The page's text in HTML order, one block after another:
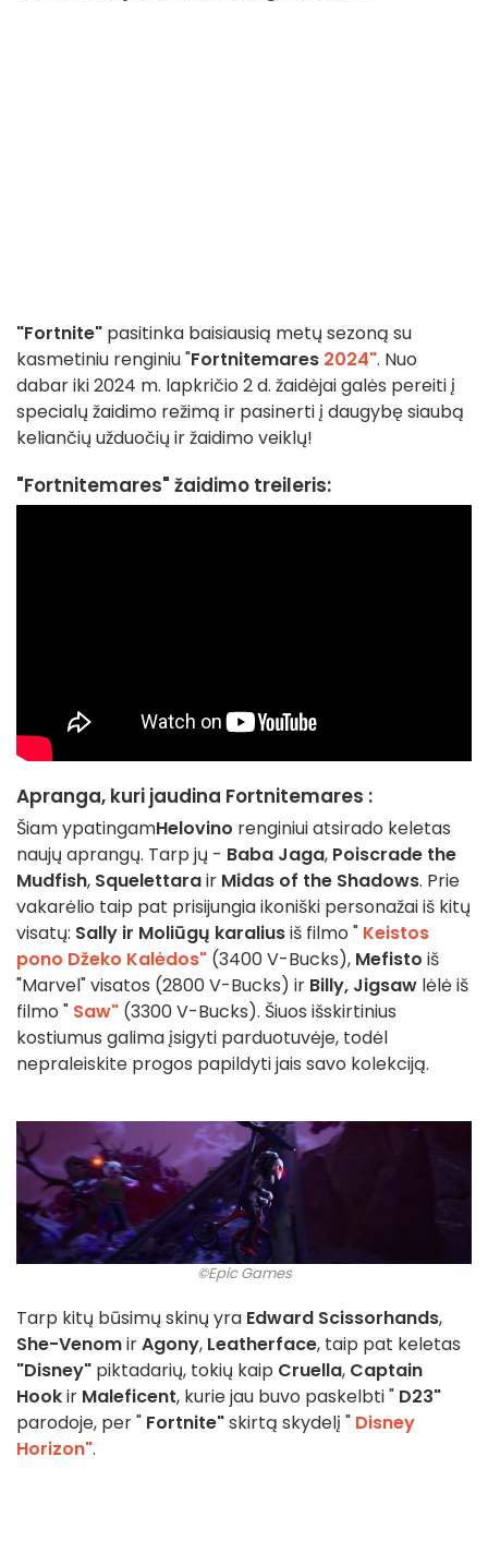
"Fortnite" pasitinka baisiausią metų sezoną su
kasmetiniu renginiu "Fortnitemares 2024". Nuo
dabar iki 2024 m. lapkričio 2 d. žaidėjai galės pereiti į
specialų žaidimo režimą ir pasinerti į daugybę siaubą
keliančių užduočių ir žaidimo veiklų!
"Fortnitemares" žaidimo treileris:
Apranga, kuri jaudina Fortnitemares :
Šiam ypatingamHelovino renginiui atsirado keletas
naujų aprangų. Tarp jų - Baba Jaga, Poiscrade the
Mudfish, Squelettarair Midas of the Shadows. Prie
vakarėlio taip pat prisijungia ikoniški personažai iš kitų
visatų: Sally ir Moliūgų karaliusiš filmo " Keistos
pono Džeko Kalėdos" (3400 V-Bucks), Mefisto iš
"Marvel" visatos (2800 V-Bucks) ir Billy, Jigsaw lėlė iš
filmo " Saw" (3300 V-Bucks). Šiuos išskirtinius
kostiumus galima įsigyti parduotuvėje, todėl
nepraleiskite progos papildyti jais savo kolekciją.
©Epic Games
Tarp kitų būsimų skinų yra Edward Scissorhands,
She-VenomirAgony, Leatherface, taip pat keletas
"Disney" piktadarių, tokių kaip Cruella, Captain
Hookir Maleficent, kurie jau buvo paskelbti " D23"
parodoje, per " Fortnite"skirtą skydelį " Disney
Horizon".